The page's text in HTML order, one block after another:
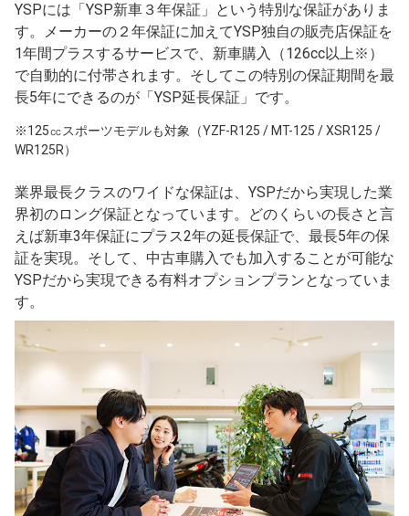
YSPには「YSP新車３年保証」という特別な保証がありま
す。メーカーの２年保証に加えてYSP独自の販売店保証を
1年間プラスするサービスで、新車購入（126cc以上※）
で自動的に付帯されます。そしてこの特別の保証期間を最
長5年にできるのが「YSP延長保証」です。
※125㏄スポーツモデルも対象（YZF-R125 / MT-125 / XSR125 /
WR125R）
業界最長クラスのワイドな保証は、YSPだから実現した業
界初のロング保証となっています。どのくらいの長さと言
えば新車3年保証にプラス2年の延長保証で、最長5年の保
証を実現。そして、中古車購入でも加入することが可能な
YSPだから実現できる有料オプションプランとなっていま
す。